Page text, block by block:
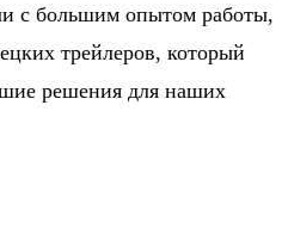
с большим опытом работы,
трейлеров, который
решения для наших